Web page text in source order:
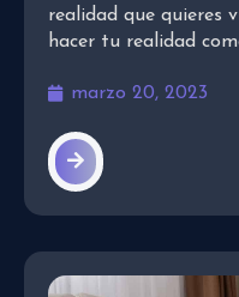
realidad que quieres
hacer tu realidad
marzo 20, 2023